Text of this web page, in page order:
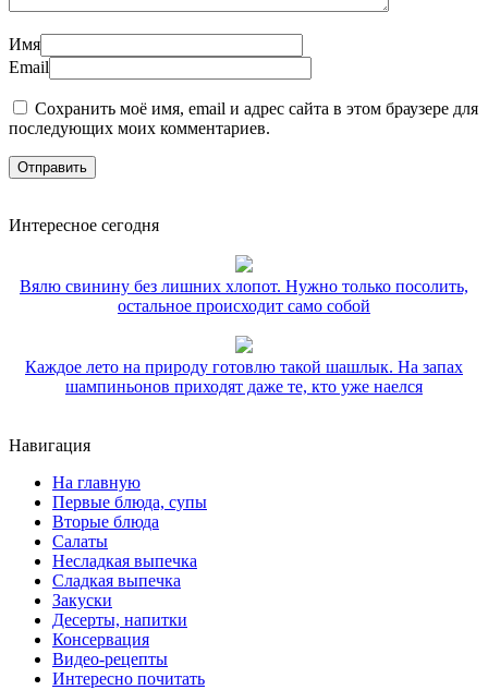
Имя
Email
Сохранить моё имя, email и адрес сайта в этом браузере для
последующих моих комментариев.
Интересное сегодня
Вялю свинину без лишних хлопот. Нужно только посолить,
остальное происходит само собой
Каждое лето на природу готовлю такой шашлык. На запах
шампиньонов приходят даже те, кто уже наелся
Навигация
На главную
Первые блюда, супы
Вторые блюда
Салаты
Несладкая выпечка
Сладкая выпечка
Закуски
Десерты, напитки
Консервация
Видео-рецепты
Интересно почитать